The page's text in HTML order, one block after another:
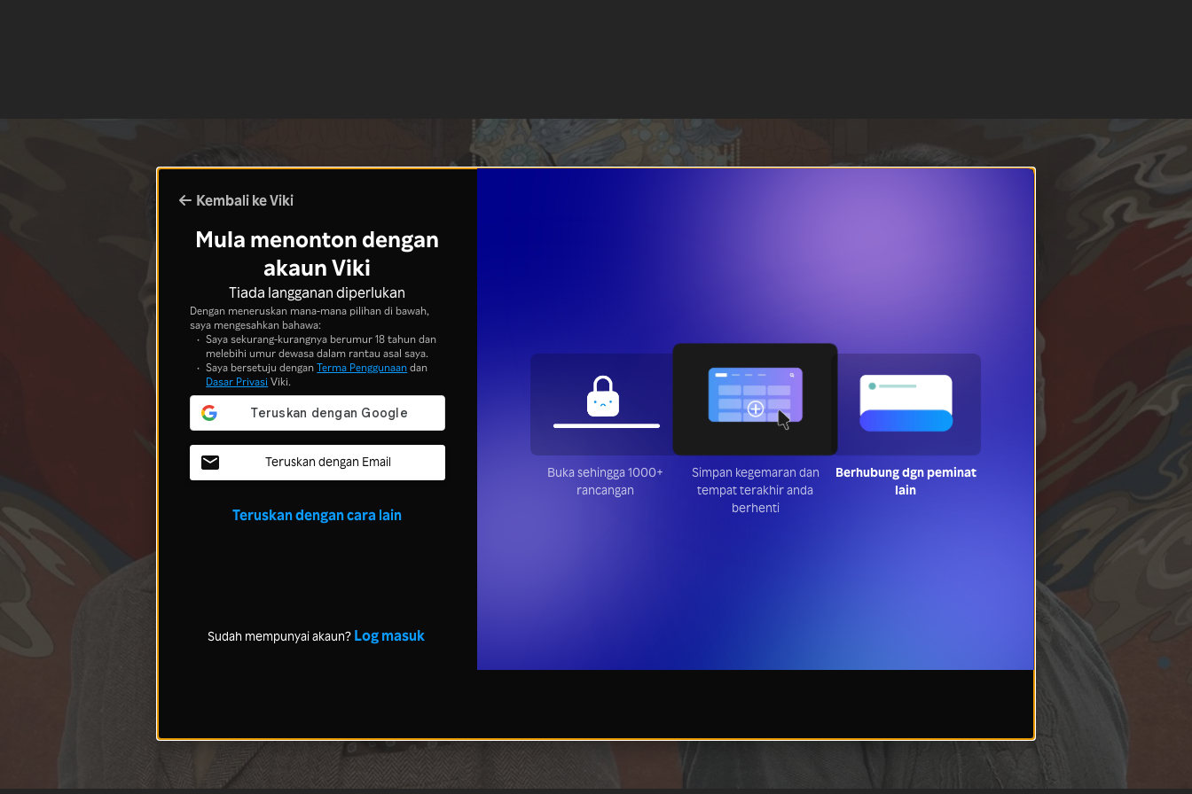
Kembali ke Viki
Mula menonton dengan
akaun Viki
Tiada langganan diperlukan
Dengan meneruskan mana-mana pilihan di bawah,
saya mengesahkan bahawa:
Saya sekurang-kurangnya berumur 18 tahun dan
melebihi umur dewasa dalam rantau asal saya.
Saya bersetuju denganTerma Penggunaandan
Dasar Privasi Viki.
Teruskan dengan Email
Teruskan dengan cara lain
Sudah mempunyai akaun? Log masuk
Buka sehingga 1000+
rancangan
Simpan kegemaran dan
tempat terakhir anda
berhenti
Berhubung dgn peminat
lain